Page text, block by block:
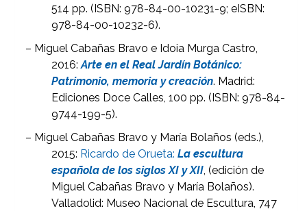
514 pp. (ISBN: 978-84-00-10231-9; eISBN:
978-84-00-10232-6).
– Miguel Cabañas Bravo e Idoia Murga Castro,
2016:Arte en el Real Jardín Botánico:
Patrimonio, memoria y creación. Madrid:
Ediciones Doce Calles, 100 pp. (ISBN: 978-84-
9744-199-5).
– Miguel Cabañas Bravo y María Bolaños (eds.),
2015: Ricardo de Orueta:La escultura
española de los siglos XI y XII, (edición de
Miguel Cabañas Bravo y María Bolaños).
Valladolid: Museo Nacional de Escultura, 747